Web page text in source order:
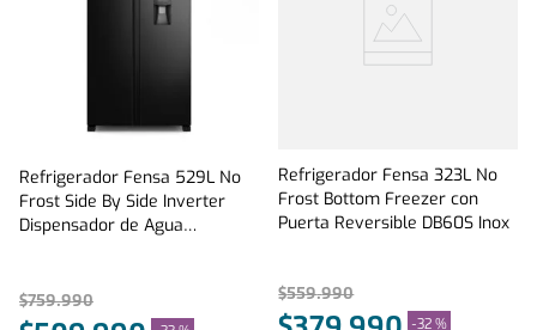
Refrigerador Fensa 529L No
Frost Side By Side Inverter
Dispensador de Agua
$759.990
Refrigerador Fensa 323L No
Frost Bottom Freezer con
Puerta Reversible DB60S Inox
$559.990
-32 %